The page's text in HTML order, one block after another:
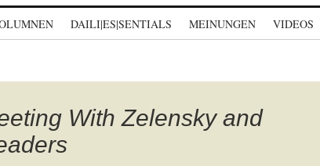
DAILI|ES|SENTIALS MEINUNGEN VIDEOS
With Zelensky and